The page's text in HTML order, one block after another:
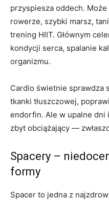
przyspiesza oddech.
rowerze, szybki marsz,
trening HIIT. Głównym
kondycji serca, spalanie
organizmu.
Cardio świetnie sprawdza
tkanki tłuszczowej,
endorfin. Ale w upalne dni
zbyt obciążający —
Spacery –
formy
Spacer to jedna z